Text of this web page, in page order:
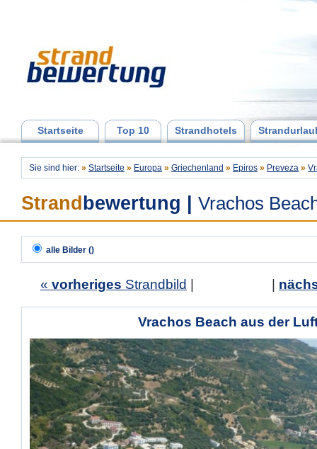
Startseite Top 10 Strandhotels
Sie sind hier: » Startseite » Europa » Griechenland » Epiros » Preveza »
Strand bewertung Vrachos
alle Bilder ()
« vorheriges Strandbild
Vrachos Beach aus der